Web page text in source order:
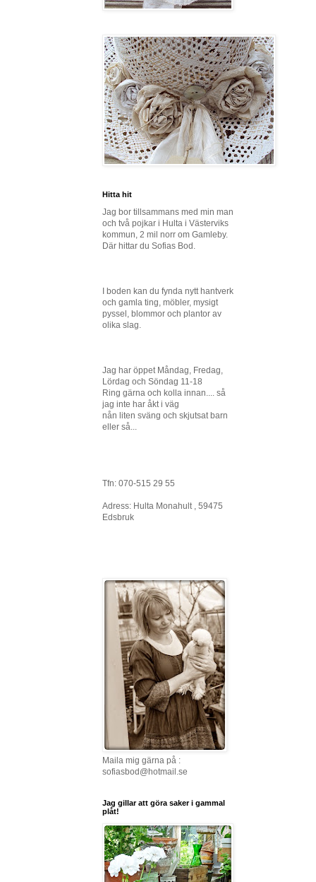
Hitta hit
Jag bor tillsammans med min man
och två pojkar i Hulta i Västerviks
kommun, 2 mil norr om Gamleby.
Där hittar du Sofias Bod.
I boden kan du fynda nytt hantverk
och gamla ting, möbler, mysigt
pyssel, blommor och plantor av
olika slag.
Jag har öppet Måndag, Fredag,
Lördag och Söndag 11-18
Ring gärna och kolla innan.... så
jag inte har åkt i väg
nån liten sväng och skjutsat barn
eller så...
Tfn: 070-515 29 55
Adress: Hulta Monahult , 59475
Edsbruk
Maila mig gärna på :
sofiasbod@hotmail.se
Jag gillar att göra saker i gammal
plåt!